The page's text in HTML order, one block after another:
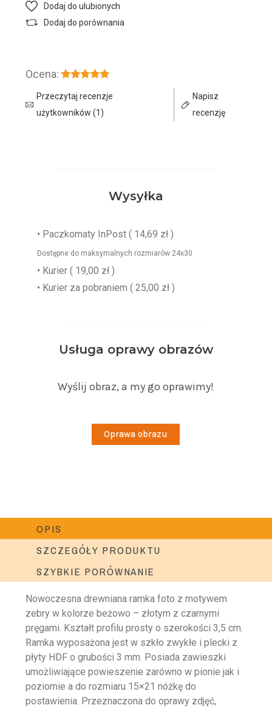
Dodaj do ulubionych
Dodaj do porównania
Ocena:
Przeczytaj recenzje
użytkowników (1)
Napisz
recenzję
Wysyłka
• Paczkomaty InPost( 14,69 zł )
Dostępne do maksymalnych rozmiarów 24x30
• Kurier ( 19,00 zł )
• Kurier za pobraniem ( 25,00 zł )
Usługa oprawy obrazów
Wyślij obraz, a my go oprawimy!
Oprawa obrazu
OPIS
SZCZEGÓŁY PRODUKTU
SZYBKIE PORÓWNANIE
Nowoczesna drewniana ramka foto z motywem
zebry w kolorze beżowo – złotym z czarnymi
pręgami. Kształt profilu prosty o szerokości 3,5 cm.
Ramka wyposażona jest w szkło zwykłe i plecki z
płyty HDF o grubości 3 mm. Posiada zawieszki
umożliwiające powieszenie zarówno w pionie jak i
poziomie a do rozmiaru 15×21 nóżkę do
postawienia. Przeznaczona do oprawy zdjęć,